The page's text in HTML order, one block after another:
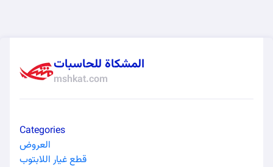
المشكاة للحاسبات
mshkat.com
Categories
العروض
قطع غيار اللابتوب